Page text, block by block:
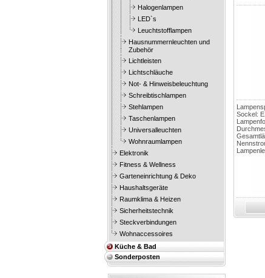
Halogenlampen
LED`s
Leuchtstofflampen
Hausnummernleuchten und
Zubehör
Lichtleisten
Lichtschläuche
Not- & Hinweisbeleuchtung
Schreibtischlampen
Stehlampen
Taschenlampen
Universalleuchten
Wohnraumlampen
Elektronik
Fitness & Wellness
Garteneinrichtung & Deko
Haushaltsgeräte
Raumklima & Heizen
Sicherheitstechnik
Steckverbindungen
Wohnaccessoires
Küche & Bad
Sonderposten
Sockel: